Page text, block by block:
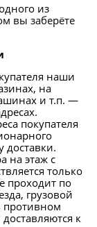
из
вы заберёте
наши
на
и т.п. —
покупателя
доставки.
на этаж с
только
проходит по
грузовой
противном
к